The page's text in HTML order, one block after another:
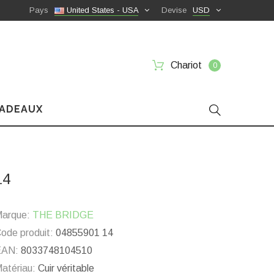
USD
Devise
United States - USA
Pays
Chariot 0
THE BRIDGE
produit: 04855901 14
8033748104510
Cuir véritable